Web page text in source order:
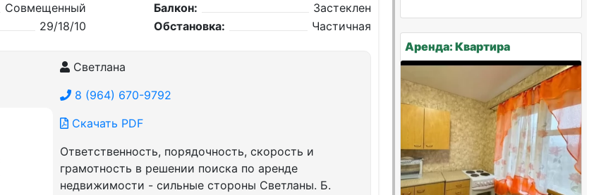
Совмещенный
29/18/10
Балкон:
Застеклен
Обстановка:
Частичная
Светлана
8 (964) 670-9792
Скачать PDF
Ответственность, порядочность, скорость и
грамотность в решении поиска по аренде
недвижимости - сильные стороны Светланы. Б.
Аренда: Квартира